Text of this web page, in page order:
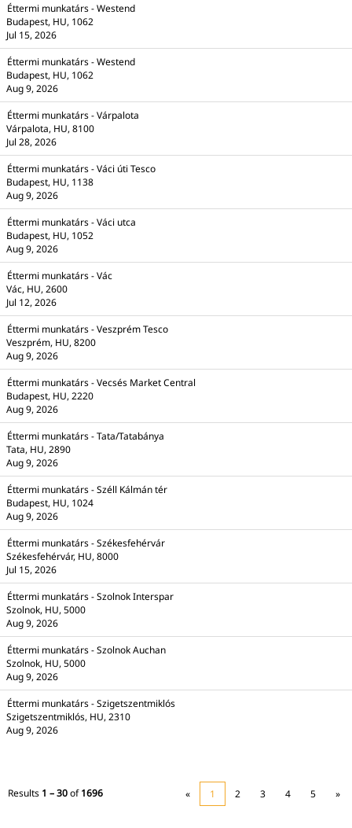
Éttermi munkatárs - Westend
Budapest, HU, 1062
Jul 15, 2026
Éttermi munkatárs - Westend
Budapest, HU, 1062
Aug 9, 2026
Éttermi munkatárs - Várpalota
Várpalota, HU, 8100
Jul 28, 2026
Éttermi munkatárs - Váci úti Tesco
Budapest, HU, 1138
Aug 9, 2026
Éttermi munkatárs - Váci utca
Budapest, HU, 1052
Aug 9, 2026
Éttermi munkatárs - Vác
Vác, HU, 2600
Jul 12, 2026
Éttermi munkatárs - Veszprém Tesco
Veszprém, HU, 8200
Aug 9, 2026
Éttermi munkatárs - Vecsés Market Central
Budapest, HU, 2220
Aug 9, 2026
Éttermi munkatárs - Tata/Tatabánya
Tata, HU, 2890
Aug 9, 2026
Éttermi munkatárs - Széll Kálmán tér
Budapest, HU, 1024
Aug 9, 2026
Éttermi munkatárs - Székesfehérvár
Székesfehérvár, HU, 8000
Jul 15, 2026
Éttermi munkatárs - Szolnok Interspar
Szolnok, HU, 5000
Aug 9, 2026
Éttermi munkatárs - Szolnok Auchan
Szolnok, HU, 5000
Aug 9, 2026
Éttermi munkatárs - Szigetszentmiklós
Szigetszentmiklós, HU, 2310
Aug 9, 2026
Results 1 – 30of1696 « 1 2 3 4 5 »